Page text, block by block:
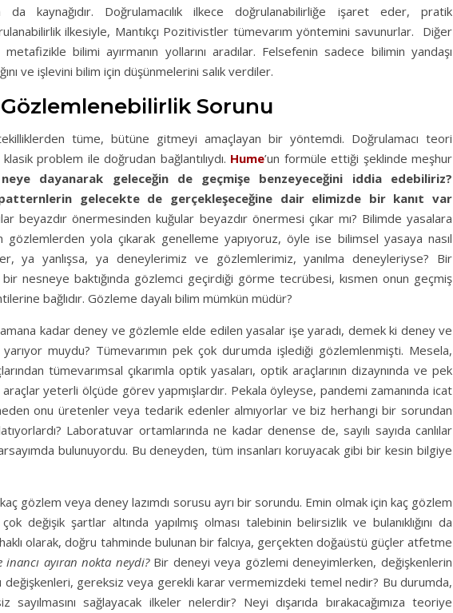
da kaynağıdır. Doğrulamacılık ilkece doğrulanabilirliğe işaret eder, pratik
ilkesiyle, Mantıkçı Pozitivistler tümevarım yöntemini savunurlar. Diğer
metafizikle bilimi ayırmanın yollarını aradılar. Felsefenin sadece bilimin yandaşı
ve işlevini bilim için düşünmelerini salık verdiler.
Sorunu
tüme, bütüne gitmeyi amaçlayan bir yöntemdi. Doğrulamacı teori
problem ile doğrudan bağlantılıydı. Hume’un formüle ettiği şeklinde meşhur
neye dayanarak geleceğin de geçmişe benzeyeceğini iddia edebiliriz?
gelecekte de gerçekleşeceğine dair elimizde bir kanıt var
beyazdır önermesinden kuğular beyazdır önermesi çıkar mı? Bilimde yasalara
gözlemlerden yola çıkarak genelleme yapıyoruz, öyle ise bilimsel yasaya nasıl
ya yanlışsa, ya deneylerimiz ve gözlemlerimiz, yanılma deneyleriyse? Bir
nesneye baktığında gözlemci geçirdiği görme tecrübesi, kısmen onun geçmiş
bağlıdır. Gözleme dayalı bilim mümkün müdür?
kadar deney ve gözlemle elde edilen yasalar işe yaradı, demek ki deney ve
muydu? Tümevarımın pek çok durumda işlediği gözlemlenmişti. Mesela,
tümevarımsal çıkarımla optik yasaları, optik araçlarının dizaynında ve pek
yeterli ölçüde görev yapmışlardır. Pekala öyleyse, pandemi zamanında icat
onu üretenler veya tedarik edenler almıyorlar ve biz herhangi bir sorundan
Laboratuvar ortamlarında ne kadar denense de, sayılı sayıda canlılar
bulunuyordu. Bu deneyden, tüm insanları koruyacak gibi bir kesin bilgiye
gözlem veya deney lazımdı sorusu ayrı bir sorundu. Emin olmak için kaç gözlem
değişik şartlar altında yapılmış olması talebinin belirsizlik ve bulanıklığını da
olarak, doğru tahminde bulunan bir falcıya, gerçekten doğaüstü güçler atfetme
ayıran nokta neydi? Bir deneyi veya gözlemi deneyimlerken, değişkenlerin
değişkenleri, gereksiz veya gerekli karar vermemizdeki temel nedir? Bu durumda,
sayılmasını sağlayacak ilkeler nelerdir? Neyi dışarıda bırakacağımıza teoriye